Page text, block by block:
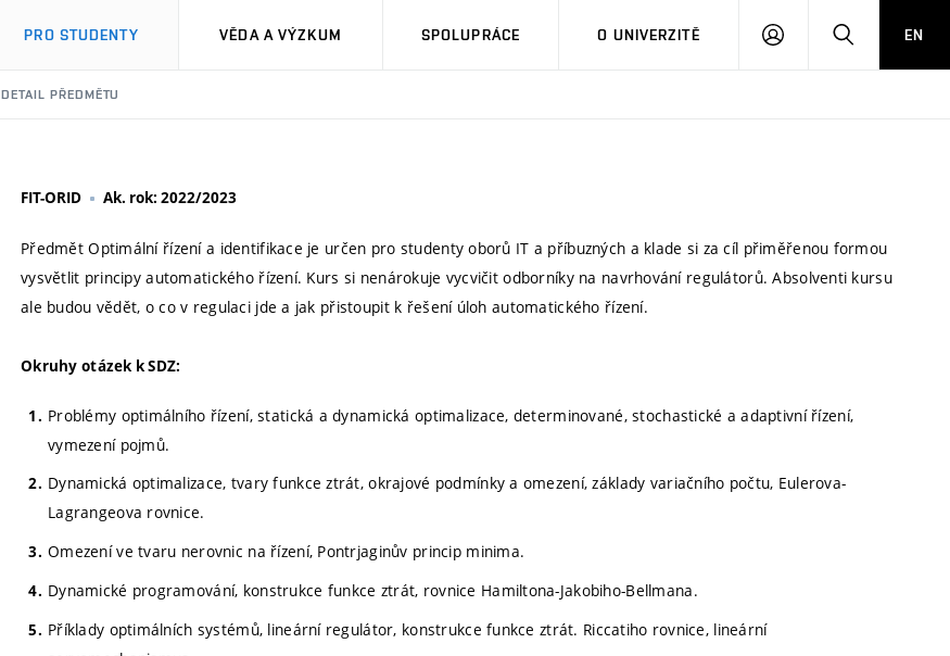
PRO STUDENTY VĚDA A VÝZKUM SPOLUPRÁCE O UNIVERZITĚ
PŘIHLÁSIT HLEDATEN
DETAIL PŘEDMĚTU
FIT-ORID Ak. rok: 2022/2023
Předmět Optimální řízení a identifikace je určen pro studenty oborů IT a příbuzných a klade si za cíl přiměřenou formou
vysvětlit principy automatického řízení. Kurs si nenárokuje vycvičit odborníky na navrhování regulátorů. Absolventi kursu
ale budou vědět, o co v regulaci jde a jak přistoupit k řešení úloh automatického řízení.
Okruhy otázek k SDZ:
Problémy optimálního řízení, statická a dynamická optimalizace, determinované, stochastické a adaptivní řízení,
vymezení pojmů.
Dynamická optimalizace, tvary funkce ztrát, okrajové podmínky a omezení, základy variačního počtu, Eulerova-
Lagrangeova rovnice.
Omezení ve tvaru nerovnic na řízení, Pontrjaginův princip minima.
Dynamické programování, konstrukce funkce ztrát, rovnice Hamiltona-Jakobiho-Bellmana.
Příklady optimálních systémů, lineární regulátor, konstrukce funkce ztrát. Riccatiho rovnice, lineární